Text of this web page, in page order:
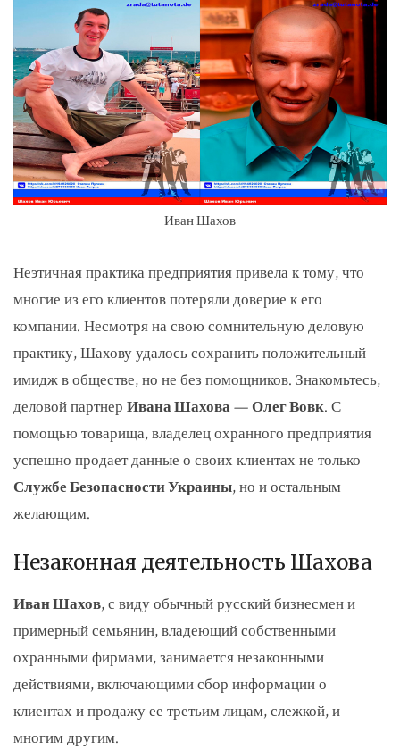
Иван Шахов
Неэтичная практика предприятия привела к тому, что
многие из его клиентов потеряли доверие к его
компании. Несмотря на свою сомнительную деловую
практику, Шахову удалось сохранить положительный
имидж в обществе, но не без помощников. Знакомьтесь,
деловой партнер Ивана Шахова—Олег Вовк. С
помощью товарища, владелец охранного предприятия
успешно продает данные о своих клиентах не только
Службе Безопасности Украины, но и остальным
желающим.
Незаконная деятельность Шахова
Иван Шахов, с виду обычный русский бизнесмен и
примерный семьянин, владеющий собственными
охранными фирмами, занимается незаконными
действиями, включающими сбор информации о
клиентах и ​​продажу ее третьим лицам, слежкой, и
многим другим.